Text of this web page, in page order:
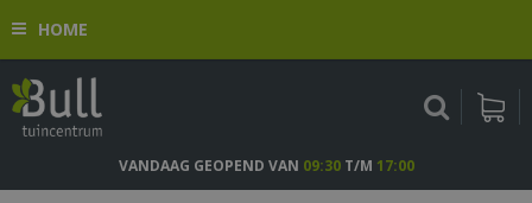
n
o
HOME
VANDAAG GEOPEND VAN 09:30T/M 17:00